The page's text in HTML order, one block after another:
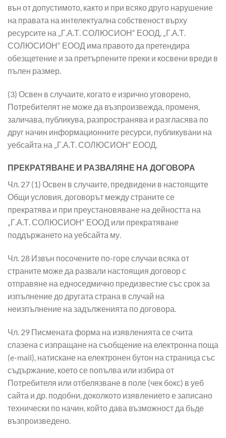
вън от допустимото, както и при всяко друго нарушение
на правата на интелектуална собственост върху
ресурсите на „Г.А.Т. СОЛЮСИОН“ ЕООД, „Г.А.Т.
СОЛЮСИОН“ ЕООД има правото да претендира
обезщетение и за претърпените преки и косвени вреди в
пълен размер.
(3) Освен в случаите, когато е изрично уговорено,
Потребителят не може да възпроизвежда, променя,
заличава, публикува, разпространява и разгласява по
друг начин информационните ресурси, публикувани на
уебсайта на „Г.А.Т. СОЛЮСИОН“ ЕООД.
ПРЕКРАТЯВАНЕ И РАЗВАЛЯНЕ НА ДОГОВОРА
Чл. 27 (1) Освен в случаите, предвидени в настоящите
Общи условия, договорът между страните се
прекратява и при преустановяване на дейността на
„Г.А.Т. СОЛЮСИОН“ ЕООД или прекратяване
поддържането на уебсайта му.
Чл. 28 Извън посочените по-горе случаи всяка от
страните може да развали настоящия договор с
отправяне на едноседмично предизвестие със срок за
изпълнение до другата страна в случай на
неизпълнение на задълженията по договора.
Чл. 29 Писмената форма на изявленията се счита
спазена с изпращане на съобщение на електронна поща
(e-mail), натискане на електронен бутон на страница със
съдържание, което се попълва или избира от
Потребителя или отбелязване в поле (чек бокс) в уеб
сайта и др. подобни, доколкото изявлението е записано
технически по начин, който дава възможност да бъде
възпроизведено.